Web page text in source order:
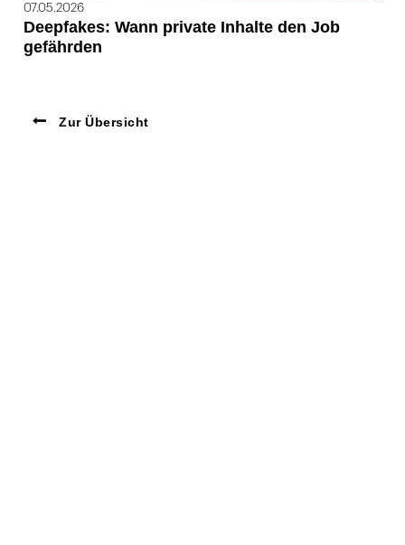
07.05.2026
Deepfakes: Wann private Inhalte den Job
gefährden
Zur Übersicht